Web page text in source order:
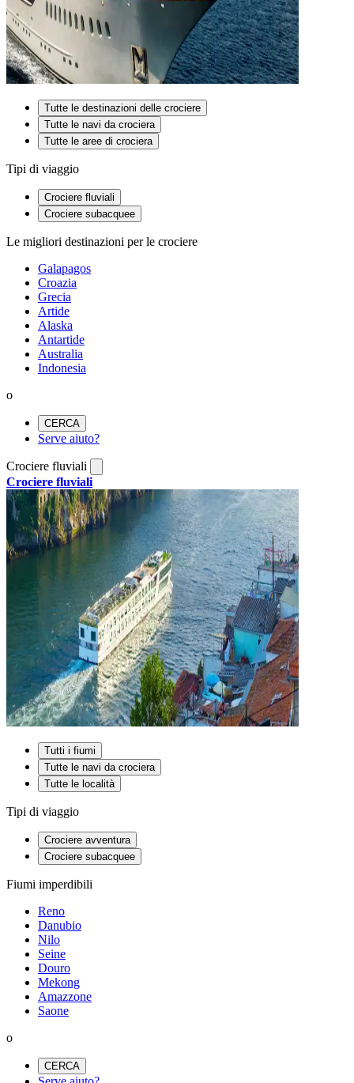
Tutte le destinazioni delle crociere
Tutte le navi da crociera
Tutte le aree di crociera
Tipi di viaggio
Crociere fluviali
Crociere subacquee
Le migliori destinazioni per le crociere
Galapagos
Croazia
Grecia
Artide
Alaska
Antartide
Australia
Indonesia
o
CERCA
Serve aiuto?
Crociere fluviali
Crociere fluviali
Tutti i fiumi
Tutte le navi da crociera
Tutte le località
Tipi di viaggio
Crociere avventura
Crociere subacquee
Fiumi imperdibili
Reno
Danubio
Nilo
Seine
Douro
Mekong
Amazzone
Saone
o
CERCA